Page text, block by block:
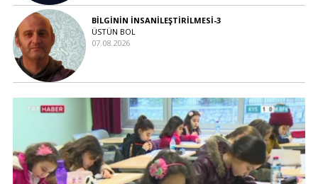
BİLGİNİN İNSANİLEŞTİRİLMESİ-3
ÜSTÜN BOL
07.08.2026